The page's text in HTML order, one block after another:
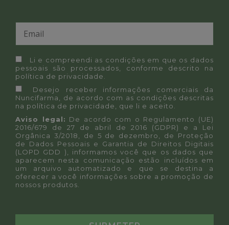
Li e compreendi as condições em que os dados
pessoais são processados, conforme descrito na
política de privacidade
Desejo receber informações comerciais da
Nuncifarma, de acordo com as condições descritas
na política de privacidade
, que li e aceito.
Aviso legal: De acordo com o Regulamento (UE)
2016/679 de 27 de abril de 2016 (GDPR) e a Lei
Orgânica 3/2018, de 5 de dezembro, de Proteção
de Dados Pessoais e Garantia de Direitos Digitais
(LOPD GDD ), informamos você que os dados que
aparecem nesta comunicação estão incluídos em
um arquivo automatizado e que se destina a
oferecer a você informações sobre a promoção de
nossos produtos.